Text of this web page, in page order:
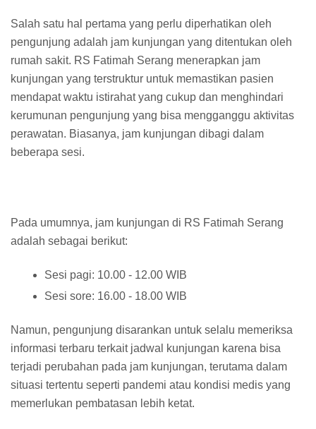
Salah satu hal pertama yang perlu diperhatikan oleh
pengunjung adalah jam kunjungan yang ditentukan oleh
rumah sakit. RS Fatimah Serang menerapkan jam
kunjungan yang terstruktur untuk memastikan pasien
mendapat waktu istirahat yang cukup dan menghindari
kerumunan pengunjung yang bisa mengganggu aktivitas
perawatan. Biasanya, jam kunjungan dibagi dalam
beberapa sesi.
Pada umumnya, jam kunjungan di RS Fatimah Serang
adalah sebagai berikut:
Sesi pagi: 10.00 - 12.00 WIB
Sesi sore: 16.00 - 18.00 WIB
Namun, pengunjung disarankan untuk selalu memeriksa
informasi terbaru terkait jadwal kunjungan karena bisa
terjadi perubahan pada jam kunjungan, terutama dalam
situasi tertentu seperti pandemi atau kondisi medis yang
memerlukan pembatasan lebih ketat.